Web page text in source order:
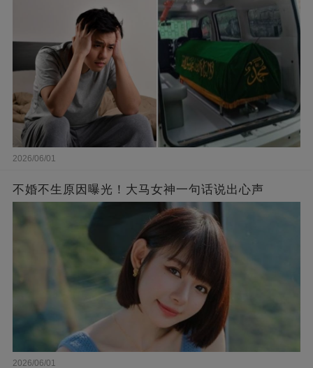
2026/06/01
不婚不生原因曝光！大马女神一句话说出心声
2026/06/01